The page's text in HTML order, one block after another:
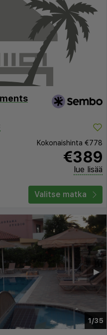
Kokonaishinta €778
€389
lue lisää
Valitse matka
1/35
▶︎